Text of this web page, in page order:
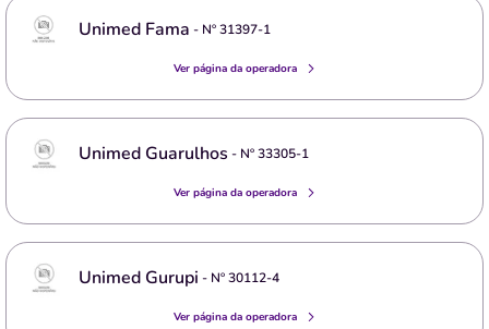
Unimed Fama - Nº31397-1
Ver página da operadora
Unimed Guarulhos - Nº33305-1
Ver página da operadora
Unimed Gurupi - Nº30112-4
Ver página da operadora